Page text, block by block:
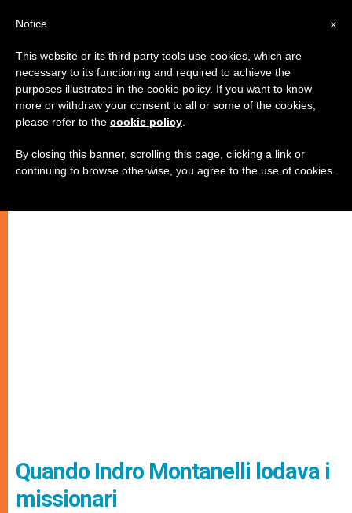
Quando Indro Montanelli lodava i
missionari
x
Notice
This website or its third party tools use cookies, which are
necessary to its functioning and required to achieve the
purposes illustrated in the cookie policy. If you want to know
more or withdraw your consent to all or some of the cookies,
please refer to the cookie policy
By closing this banner, scrolling this page, clicking a link or
continuing to browse otherwise, you agree to the use of cookies.